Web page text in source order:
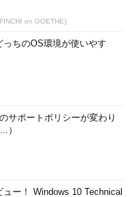
にたどり着いていないた
い。いろいろな企業やシ
コミッター陣や外部からの
ていきたい。将来的には、
on GOETHE)
ちのOS環境が使いやす
サポートポリシーが変わり
）
ー！ Windows 10 Technical